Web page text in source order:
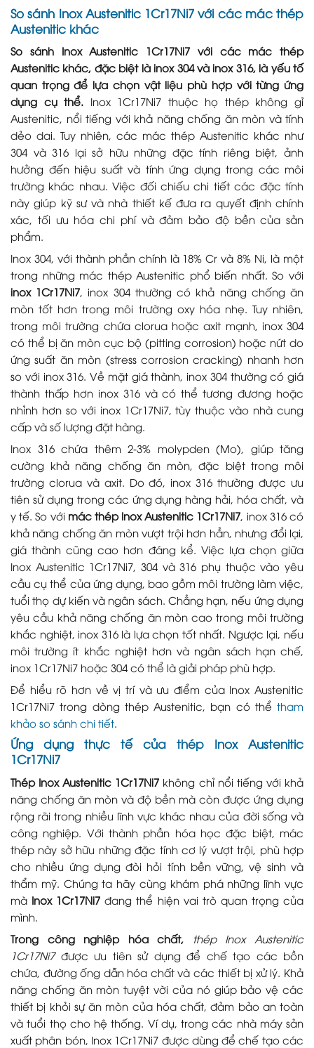
So sánh Inox Austenitic 1Cr17Ni7 với các mác thép
Austenitic khác
So sánh Inox Austenitic 1Cr17Ni7 với các mác thép
Austenitic khác, đặc biệt là inox 304 và inox 316, là yếu tố
quan trọng để lựa chọn vật liệu phù hợp với từng ứng
dụng cụ thể. Inox 1Cr17Ni7 thuộc họ thép không gỉ
Austenitic, nổi tiếng với khả năng chống ăn mòn và tính
dẻo dai. Tuy nhiên, các mác thép Austenitic khác như
304 và 316 lại sở hữu những đặc tính riêng biệt, ảnh
hưởng đến hiệu suất và tính ứng dụng trong các môi
trường khác nhau. Việc đối chiếu chi tiết các đặc tính
này giúp kỹ sư và nhà thiết kế đưa ra quyết định chính
xác, tối ưu hóa chi phí và đảm bảo độ bền của sản
phẩm.
Inox 304, với thành phần chính là 18% Cr và 8% Ni, là một
trong những mác thép Austenitic phổ biến nhất. So với
inox 1Cr17Ni7, inox 304 thường có khả năng chống ăn
mòn tốt hơn trong môi trường oxy hóa nhẹ. Tuy nhiên,
trong môi trường chứa clorua hoặc axit mạnh, inox 304
có thể bị ăn mòn cục bộ (pitting corrosion) hoặc nứt do
ứng suất ăn mòn (stress corrosion cracking) nhanh hơn
so với inox 316. Về mặt giá thành, inox 304 thường có giá
thành thấp hơn inox 316 và có thể tương đương hoặc
nhỉnh hơn so với inox 1Cr17Ni7, tùy thuộc vào nhà cung
cấp và số lượng đặt hàng.
Inox 316 chứa thêm 2-3% molypden (Mo), giúp tăng
cường khả năng chống ăn mòn, đặc biệt trong môi
trường clorua và axit. Do đó, inox 316 thường được ưu
tiên sử dụng trong các ứng dụng hàng hải, hóa chất, và
y tế. So với mác thép Inox Austenitic 1Cr17Ni7, inox 316 có
khả năng chống ăn mòn vượt trội hơn hẳn, nhưng đổi lại,
giá thành cũng cao hơn đáng kể. Việc lựa chọn giữa
Inox Austenitic 1Cr17Ni7, 304 và 316 phụ thuộc vào yêu
cầu cụ thể của ứng dụng, bao gồm môi trường làm việc,
tuổi thọ dự kiến và ngân sách. Chẳng hạn, nếu ứng dụng
yêu cầu khả năng chống ăn mòn cao trong môi trường
khắc nghiệt, inox 316 là lựa chọn tốt nhất. Ngược lại, nếu
môi trường ít khắc nghiệt hơn và ngân sách hạn chế,
inox 1Cr17Ni7 hoặc 304 có thể là giải pháp phù hợp.
Để hiểu rõ hơn về vị trí và ưu điểm của Inox Austenitic
1Cr17Ni7 trong dòng thép Austenitic, bạn có thể tham
khảo so sánh chi tiết.
Ứng dụng thực tế của thép Inox Austenitic
1Cr17Ni7
Thép Inox Austenitic 1Cr17Ni7 không chỉ nổi tiếng với khả
năng chống ăn mòn và độ bền mà còn được ứng dụng
rộng rãi trong nhiều lĩnh vực khác nhau của đời sống và
công nghiệp. Với thành phần hóa học đặc biệt, mác
thép này sở hữu những đặc tính cơ lý vượt trội, phù hợp
cho nhiều ứng dụng đòi hỏi tính bền vững, vệ sinh và
thẩm mỹ. Chúng ta hãy cùng khám phá những lĩnh vực
mà Inox 1Cr17Ni7 đang thể hiện vai trò quan trọng của
mình.
Trong công nghiệp hóa chất,
thép Inox Austenitic
1Cr17Ni7được ưu tiên sử dụng để chế tạo các bồn
chứa, đường ống dẫn hóa chất và các thiết bị xử lý. Khả
năng chống ăn mòn tuyệt vời của nó giúp bảo vệ các
thiết bị khỏi sự ăn mòn của hóa chất, đảm bảo an toàn
và tuổi thọ cho hệ thống. Ví dụ, trong các nhà máy sản
xuất phân bón, Inox 1Cr17Ni7 được dùng để chế tạo các